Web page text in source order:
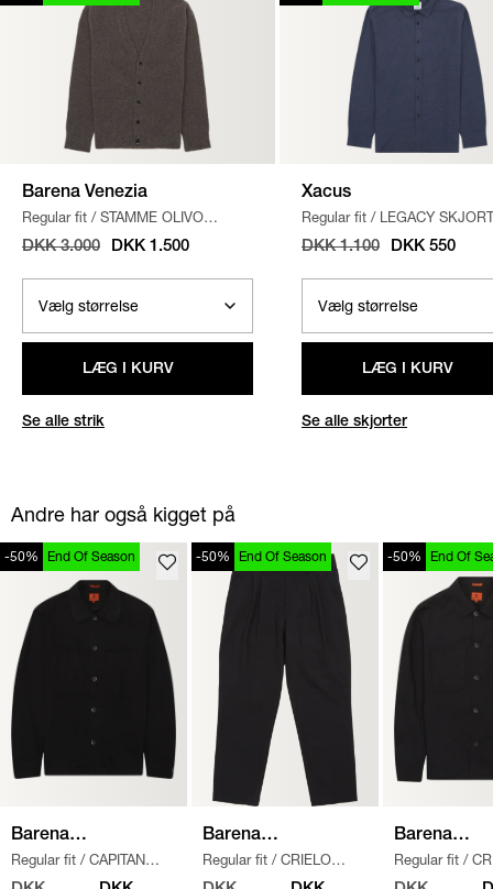
Barena Venezia
Regular fit / STAMME OLIVO
CARDIGAN / LYS BRUN
DKK 3.000 DKK 1.500
LÆG I KURV
Se alle strik
Xacus
Regular fit / LEGACY
BLÅ
DKK 1.100 DKK 550
LÆG I KURV
Se alle skjorter
Andre har også kigget på
-50% End Of Season
Barena
Venezia
Regular fit / CAPITAN
OVERSHIRT
SORT
-50% End Of Season
Barena
Venezia
Regular fit / CRIELO
NERIO BUKSER / SORT
-50% End Of
Barena
Venezia
Regular fit /
CAPITAN